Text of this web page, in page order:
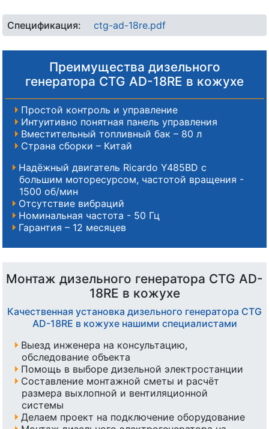
Спецификация: ctg-ad-18re.pdf
Преимущества дизельного
генератора CTG AD-18RE в кожухе
Простой контроль и управление
Интуитивно понятная панель управления
Вместительный топливный бак – 80 л
Страна сборки – Китай
Надёжный двигатель Ricardo Y485BD с
большим моторесурсом, частотой вращения -
1500 об/мин
Отсутствие вибраций
Номинальная частота - 50 Гц
Гарантия – 12 месяцев
Монтаж дизельного генератора CTG AD-
18RE в кожухе
Качественная установка дизельного генератора CTG
AD-18RE в кожухе нашими специалистами
Выезд инженера на консультацию,
обследование объекта
Помощь в выборе дизельной электростанции
Составление монтажной сметы и расчёт
размера выхлопной и вентиляционной
системы
Делаем проект на подключение оборудование